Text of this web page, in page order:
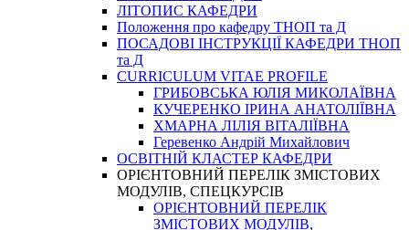
ЛІТОПИС КАФЕДРИ
Положення про кафедру ТНОП та Д
ПОСАДОВІ ІНСТРУКЦІЇ КАФЕДРИ ТНОП
та Д
CURRICULUM VITAE PROFILE
ГРИБОВСЬКА ЮЛІЯ МИКОЛАЇВНА
КУЧЕРЕНКО ІРИНА АНАТОЛІЇВНА
ХМАРНА ЛІЛІЯ ВІТАЛІЇВНА
Геревенко Андрій Михайлович
ОСВІТНІЙ КЛАСТЕР КАФЕДРИ
ОРІЄНТОВНИЙ ПЕРЕЛІК ЗМІСТОВИХ
МОДУЛІВ, СПЕЦКУРСІВ
ОРІЄНТОВНИЙ ПЕРЕЛІК
ЗМІСТОВИХ МОДУЛІВ,